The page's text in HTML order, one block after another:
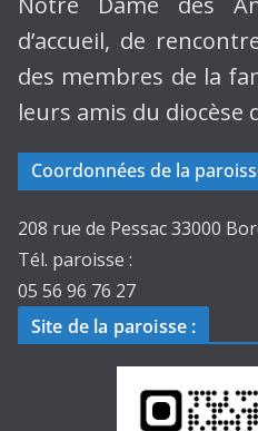
d’accueil, de
des membres de la
leurs amis du diocèse
Coordonnées de la
208 rue de Pessac 33000
Tél. paroisse :
05 56 96 76 27
Site de la paroisse :